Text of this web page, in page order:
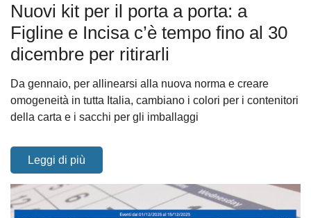
Nuovi kit per il porta a porta: a
Figline e Incisa c’è tempo fino al 30
dicembre per ritirarli
Da gennaio, per allinearsi alla nuova norma e creare
omogeneità in tutta Italia, cambiano i colori per i contenitori
della carta e i sacchi per gli imballaggi
Leggi di più